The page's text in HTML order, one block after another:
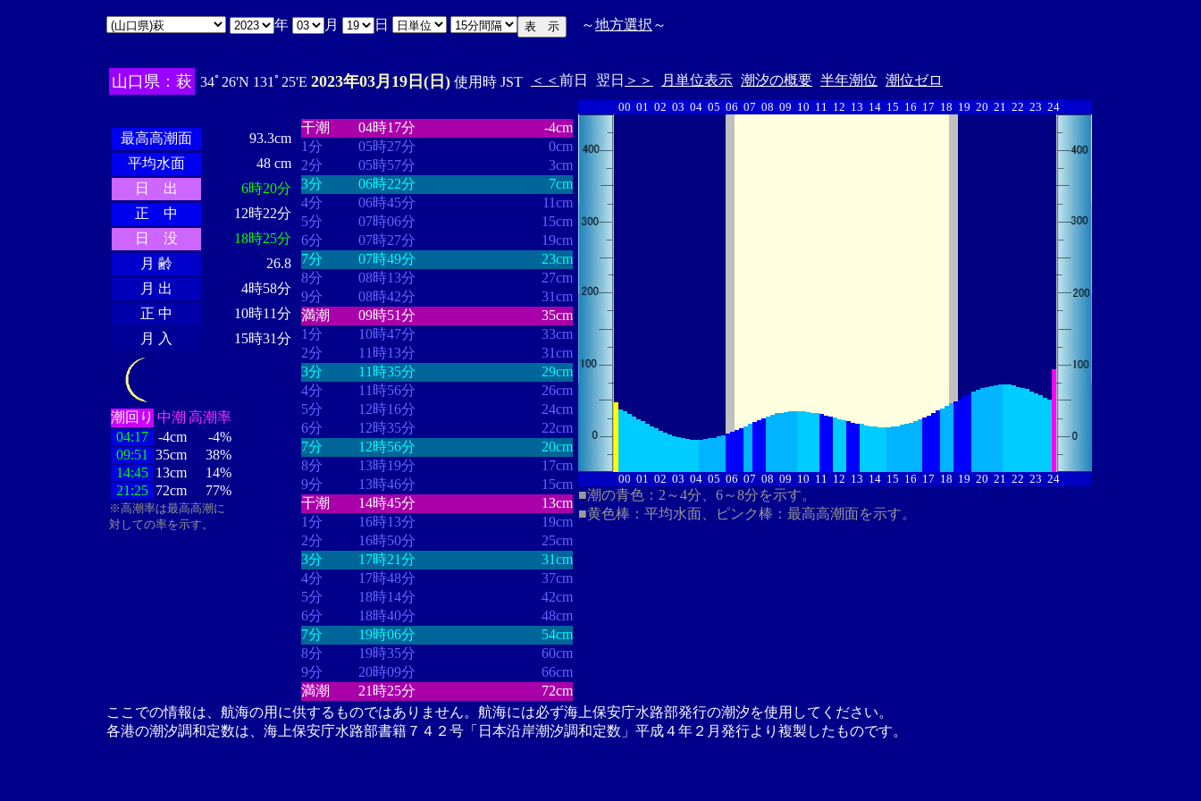
年 月 日 ～地方選択 ～
山口県：萩 34ﾟ26'N 131ﾟ25'E 2023年03月19日(日) 使用時 JST ＜＜ 前日 翌日 ＞＞ 月単位表示 潮汐の概要 半年潮位 潮位ゼロ
最高高潮面
93.3cm
平均水面
48 cm
日 出
6時20分
正 中
12時22分
日 没
18時25分
月 齢
26.8
月 出
4時58分
正 中
10時11分
月 入
15時31分
潮回り 中潮 高潮率
04:17
-4cm
-4%
09:51
35cm
38%
14:45 13cm
14%
21:25 72cm 77%
※高潮率は最高高潮に
対しての率を示す。
干潮
04時17分
-4cm
1分
05時27分
0cm
2分
05時57分
3cm
3分
06時22分
7cm
4分
06時45分
11cm
5分
07時06分
15cm
6分
07時27分
19cm
7分
07時49分
23cm
8分
08時13分
27cm
9分
08時42分
31cm
満潮
09時51分
35cm
1分
10時47分
33cm
2分
11時13分
31cm
3分
11時35分
29cm
4分
11時56分
26cm
5分
12時16分
24cm
6分
12時35分
22cm
7分
12時56分
20cm
8分
13時19分
17cm
9分
13時46分
15cm
干潮
14時45分
13cm
1分
16時13分
19cm
2分
16時50分
25cm
3分
17時21分
31cm
4分
17時48分
37cm
5分
18時14分
42cm
6分
18時40分
48cm
7分
19時06分
54cm
8分
19時35分
60cm
9分
20時09分
66cm
満潮
21時25分 72cm
00 01 02 03 04 05 06 07 08 09 10 11 12 13 14 15 16 17 18 19 20 21 22 23 24
00 01 02 03 04 05 06 07 08 09 10 11 12 13 14 15 16 17 18 19 20 21 22 23 24
■潮の青色：2～4分、6～8分を示す。
■黄色棒：平均水面、ピンク棒：最高高潮面を示す。
ここでの情報は、航海の用に供するものではありません。航海には必ず海上保安庁水路部発行の潮汐を使用してください。
各港の潮汐調和定数は、海上保安庁水路部書籍７４２号「日本沿岸潮汐調和定数」平成４年２月発行より複製したものです。